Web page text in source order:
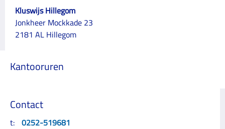
Kluswijs Hillegom
Jonkheer Mockkade 23
2181 AL Hillegom
Kantooruren
Contact
t: 0252-519681